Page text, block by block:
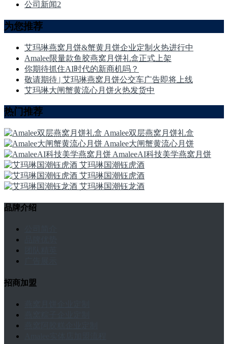
公司新闻2
为您推荐
艾玛琳燕窝月饼&蟹黄月饼企业定制火热进行中
Amalee限量款鱼胶燕窝月饼礼盒正式上架
你期待抓住AI时代的新商机吗？
敬请期待 | 艾玛琳燕窝月饼公交车广告即将上线
艾玛琳大闸蟹黄流心月饼火热发货中
热门推荐
Amalee双层燕窝月饼礼盒
Amalee大闸蟹黄流心月饼
AmaleeAI科技美学燕窝月饼
艾玛琳国潮钰虎酒
艾玛琳国潮钰虎酒
艾玛琳国潮钰龙酒
品牌介绍
招商加盟